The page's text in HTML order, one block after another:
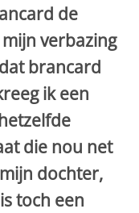
de
verbazing
brancard
ik een
die nou net
dochter,
toch een